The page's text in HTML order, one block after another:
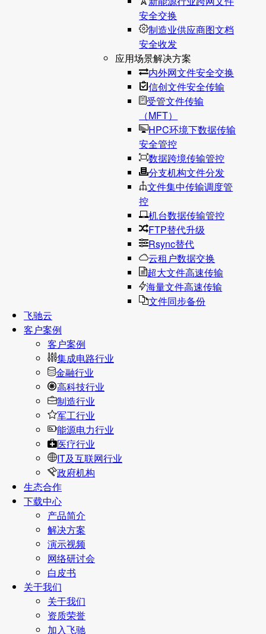
安全交换
制造业供应商图文档
安全收发
应用场景解决方案
内外网文件安全交换
信创文件安全传输
受管文件传输
（MFT）
HPC环境下数据传输
安全管控
数据跨境传输管控
分支机构文件分发
文件集中传输调度管
控
机台数据传输管控
FTP替代升级
Rsync替代
云租户数据交换
超大文件高速传输
海量文件高速传输
文件同步备份
飞驰云
客户案例
客户案例
集成电路行业
金融行业
高科技行业
制造行业
军工行业
能源电力行业
医疗行业
IT及互联网行业
政府机构
生态合作
下载中心
产品简介
解决方案
演示视频
网络研讨会
白皮书
关于我们
关于我们
资质荣誉
加入飞驰